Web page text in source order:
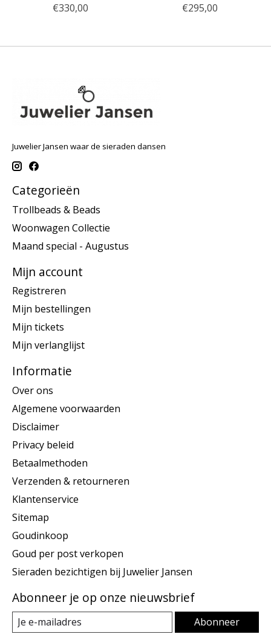
€330,00
€295,00
Juwelier Jansen waar de sieraden dansen
Categorieën
Trollbeads & Beads
Woonwagen Collectie
Maand special - Augustus
Mijn account
Registreren
Mijn bestellingen
Mijn tickets
Mijn verlanglijst
Informatie
Over ons
Algemene voorwaarden
Disclaimer
Privacy beleid
Betaalmethoden
Verzenden & retourneren
Klantenservice
Sitemap
Goudinkoop
Goud per post verkopen
Sieraden bezichtigen bij Juwelier Jansen
Abonneer je op onze nieuwsbrief
Abonneer